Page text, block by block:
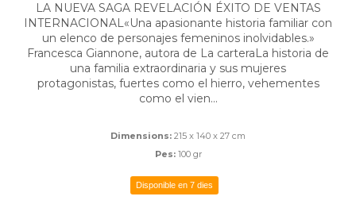
LA NUEVA SAGA REVELACIÓN ÉXITO DE VENTAS
INTERNACIONAL«Una apasionante historia familiar con
un elenco de personajes femeninos inolvidables.»
Francesca Giannone, autora de La carteraLa historia de
una familia extraordinaria y sus mujeres
protagonistas, fuertes como el hierro, vehementes
como el vien...
Dimensions: 215 x 140 x 27 cm
Pes: 100 gr
Disponible en 7 dies